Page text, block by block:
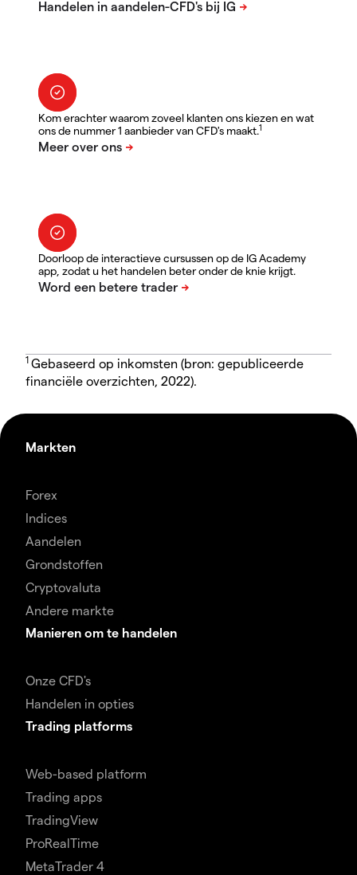
Kom erachter waarom zoveel klanten ons kiezen en wat
ons de nummer 1 aanbieder van CFD's maakt.1
Doorloop de interactieve cursussen op de IG Academy
app, zodat u het handelen beter onder de knie krijgt.
1 Gebaseerd op inkomsten (bron: gepubliceerde
financiële overzichten, 2022).
Markten
Forex
Indices
Aandelen
Grondstoffen
Cryptovaluta
Andere markte
Manieren om te handelen
Onze CFD's
Handelen in opties
Trading platforms
Web-based platform
Trading apps
TradingView
ProRealTime
MetaTrader 4